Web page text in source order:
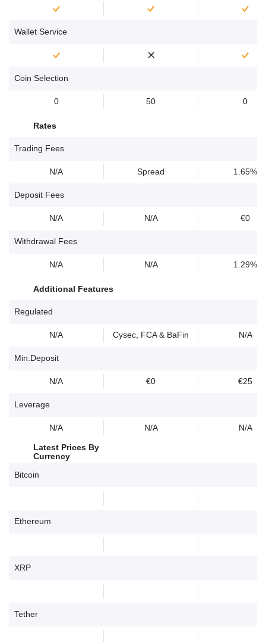
Wallet Service
Coin Selection
0 50 0
Rates
Trading Fees
N/A Spread 1.65%
Deposit Fees
N/A N/A €0
Withdrawal Fees
N/A N/A 1.29%
Additional Features
Regulated
N/A Cysec, FCA & BaFin N/A
Min.Deposit
N/A €0 €25
Leverage
N/A N/A N/A
Latest Prices By
Currency
Bitcoin
Ethereum
XRP
Tether